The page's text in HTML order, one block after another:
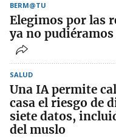
BERM@TU
Elegimos por las
ya no pudiéramos
SALUD
Una IA permite
casa el riesgo de
siete datos,
del muslo